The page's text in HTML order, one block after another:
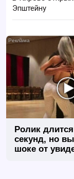
Эпштейну
Ролик
секунд, но
шоке от